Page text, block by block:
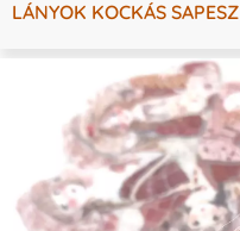
LÁNYOK KOCKÁS SAPESZ